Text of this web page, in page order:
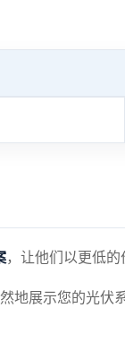
，让他们以更低
地展示您的光伏